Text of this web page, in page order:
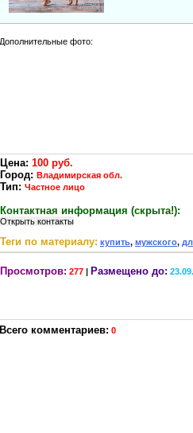
Дополнительные фото:
Цена: 100 руб.
Город: Владимирская обл.
Тип: Частное лицо
Контактная информация (скрыта!):
Теги по материалу: купить, мужского,
Просмотров: 277 | Размещено до:
Всего комментариев: 0